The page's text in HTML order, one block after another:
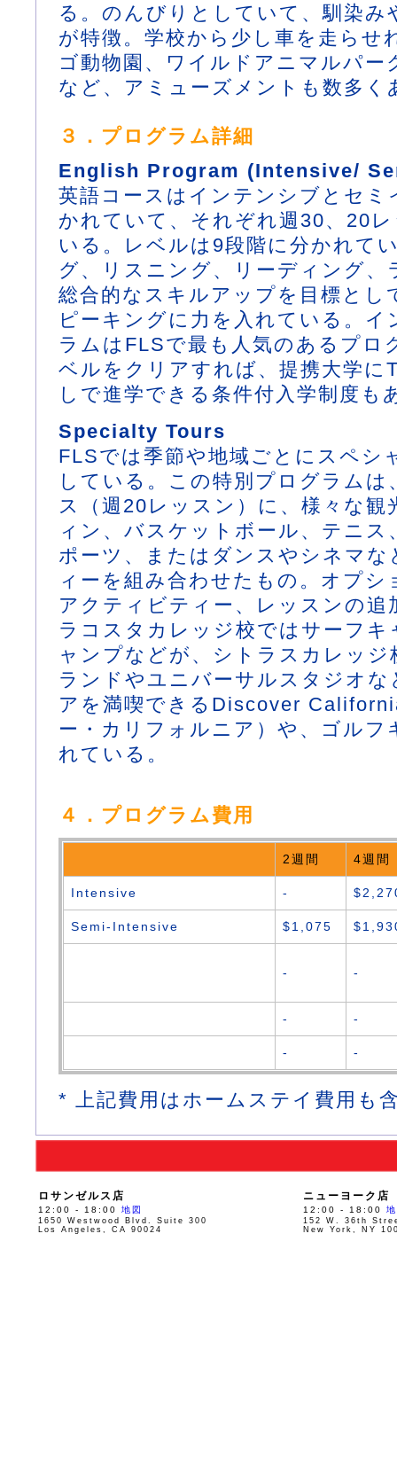
る。のんびりとしていて、馴染み
が特徴。学校から少し車を走らせ
ゴ動物園、ワイルドアニマルパー
など、アミューズメントも数多く
３．プログラム詳細
English Program (Intensive/
英語コースはインテンシブとセミ
かれていて、それぞれ週30、20
いる。レベルは9段階に分かれて
グ、リスニング、リーディング、
総合的なスキルアップを目標とし
ピーキングに力を入れている。
ラムはFLSで最も人気のあるプロ
ベルをクリアすれば、提携大学に
しで進学できる条件付入学制度も
Specialty Tours
FLSでは季節や地域ごとにスペシ
している。この特別プログラムは
ス（週20レッスン）に、様々な観
ィン、バスケットボール、テニ
ポーツ、またはダンスやシネマ
ィーを組み合わせたもの。オプ
アクティビティー、レッスンの追
ラコスタカレッジ校ではサーフ
ャンプなどが、シトラスカレッ
ランドやユニバーサルスタジオ
アを満喫できるDiscover
ー・カリフォルニア）や、ゴルフ
れている。
４．プログラム費用
2週間 4週間
Intensive -
Semi-Intensive $1,075
- -
- -
- -
* 上記費用はホームステイ費用も
ロサンゼルス店
12:00 - 18:00 地図
1650 Westwood Blvd. Suite 300
Los Angeles, CA 90024
ニューヨーク店
12:00 - 18:00
152 W. 36th
New York, NY